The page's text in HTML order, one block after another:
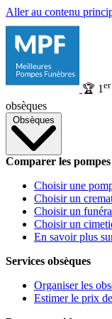
Aller au contenu
🏆 1 er
obsèques
Obsèques
Comparer les
Choisir une
Choisir un
Choisir un
Choisir un
En savoir plus
Services obsèques
Organiser les
Estimer le prix